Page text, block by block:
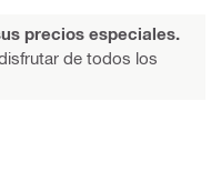
precios especiales.
de todos los